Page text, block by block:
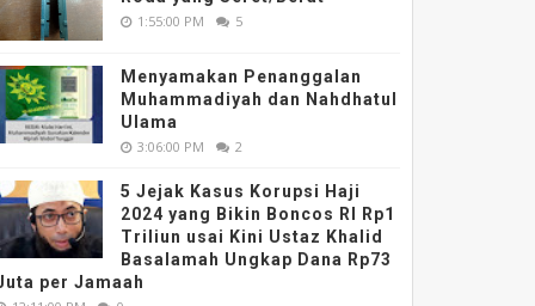
1:55:00 PM 5
Menyamakan Penanggalan
Muhammadiyah dan Nahdhatul
Ulama
3:06:00 PM 2
5 Jejak Kasus Korupsi Haji
2024 yang Bikin Boncos RI Rp1
Triliun usai Kini Ustaz Khalid
Basalamah Ungkap Dana Rp73
per Jamaah